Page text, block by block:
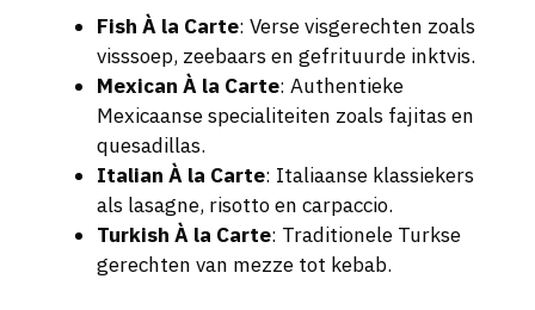
Fish À la Carte: Verse visgerechten zoals
visssoep, zeebaars en gefrituurde inktvis.
Mexican À la Carte: Authentieke
Mexicaanse specialiteiten zoals fajitas en
quesadillas.
Italian À la Carte: Italiaanse klassiekers
als lasagne, risotto en carpaccio.
Turkish À la Carte: Traditionele Turkse
gerechten van mezze tot kebab.